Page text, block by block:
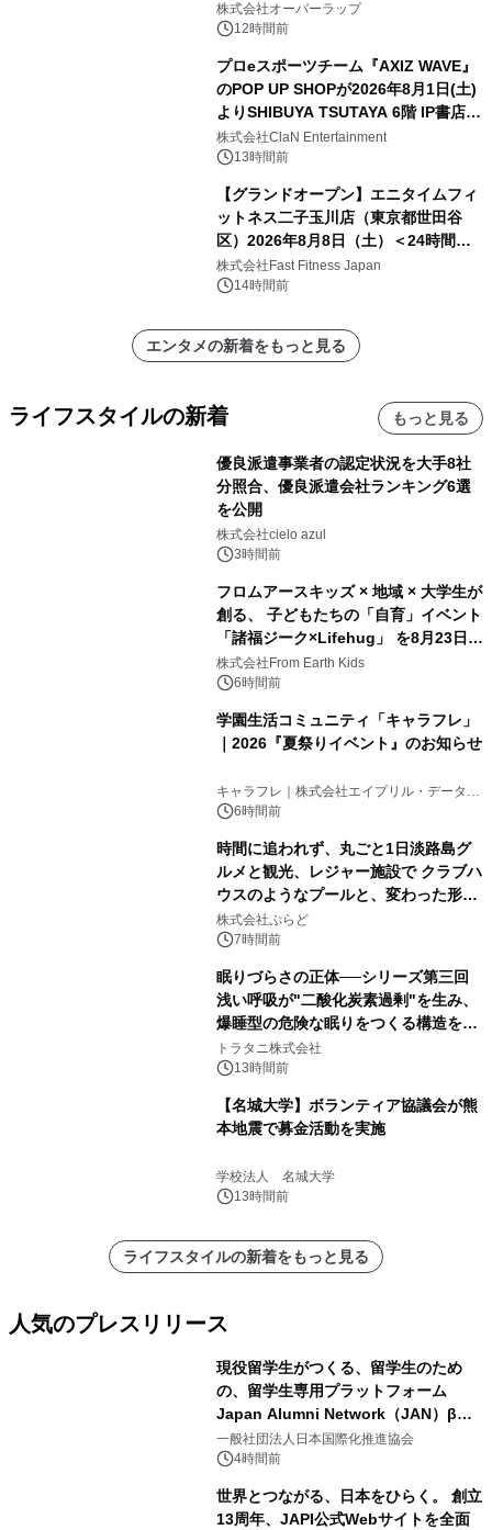
株式会社オーバーラップ
12時間前
プロeスポーツチーム『AXIZ WAVE』
のPOP UP SHOPが2026年8月1日(土)
よりSHIBUYA TSUTAYA 6階 IP書店で
開催決定！！
株式会社ClaN Entertainment
13時間前
【グランドオープン】エニタイムフィ
ットネス二子玉川店（東京都世田谷
区）2026年8月8日（土）＜24時間年
中無休のフィットネスジム＞
株式会社Fast Fitness Japan
14時間前
エンタメの新着をもっと見る
ライフスタイルの新着 もっと見る
優良派遣事業者の認定状況を大手8社
分照合、優良派遣会社ランキング6選
を公開
株式会社cielo azul
3時間前
フロムアースキッズ × 地域 × 大学生が
創る、 子どもたちの「自育」イベント
「諸福ジーク×Lifehug」 を8月23日
(日)開催
株式会社From Earth Kids
6時間前
学園生活コミュニティ「キャラフレ」
｜2026『夏祭りイベント』のお知らせ
キャラフレ｜株式会社エイプリル・データ・
デザインズ
6時間前
時間に追われず、丸ごと1日淡路島グ
ルメと観光、レジャー施設で クラブハ
ウスのようなプールと、変わった形の
サウナも 「THE BOXY AWAJI」のお
得な素泊まり連泊プランで
株式会社ぷらど
7時間前
眠りづらさの正体──シリーズ第三回
浅い呼吸が"二酸化炭素過剰"を生み、
爆睡型の危険な眠りをつくる構造を解
説
トラタニ株式会社
13時間前
【名城大学】ボランティア協議会が熊
本地震で募金活動を実施
学校法人 名城大学
13時間前
ライフスタイルの新着をもっと見る
人気のプレスリリース
現役留学生がつくる、留学生のため
の、留学生専用プラットフォーム
Japan Alumni Network（JAN）β版
をリリース
一般社団法人日本国際化推進協会
4時間前
世界とつながる、日本をひらく。 創立
13周年、JAPI公式Webサイトを全面